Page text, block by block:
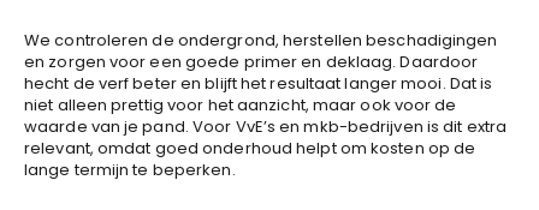
We controleren de ondergrond, herstellen beschadigingen
en zorgen voor een goede primer en deklaag. Daardoor
hecht de verf beter en blijft het resultaat langer mooi. Dat is
niet alleen prettig voor het aanzicht, maar ook voor de
waarde van je pand. Voor VvE’s en mkb-bedrijven is dit extra
relevant, omdat goed onderhoud helpt om kosten op de
lange termijn te beperken.